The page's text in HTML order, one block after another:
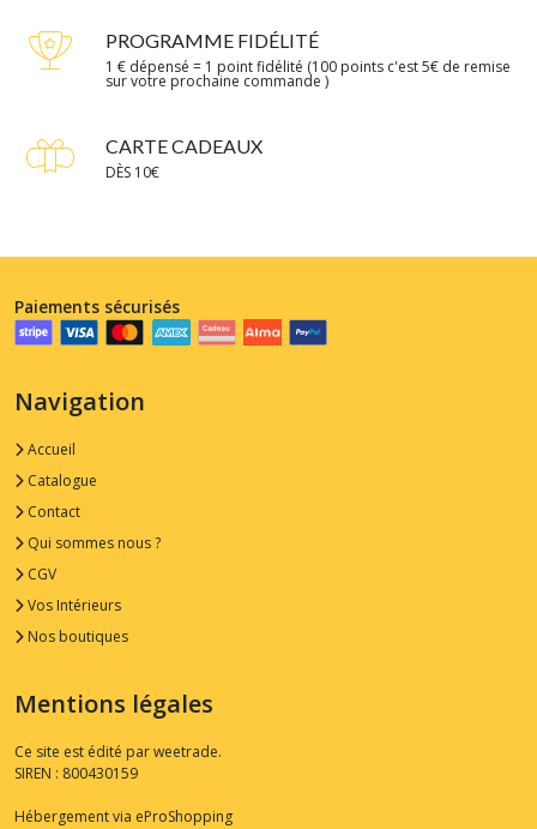
PROGRAMME FIDÉLITÉ
1 € dépensé = 1 point fidélité (100 points c'est 5€ de remise
sur votre prochaine commande )
CARTE CADEAUX
DÈS 10€
Paiements sécurisés
Navigation
Accueil
Catalogue
Contact
Qui sommes nous ?
CGV
Vos Intérieurs
Nos boutiques
Mentions légales
Ce site est édité par weetrade.
SIREN : 800430159
Hébergement via eProShopping